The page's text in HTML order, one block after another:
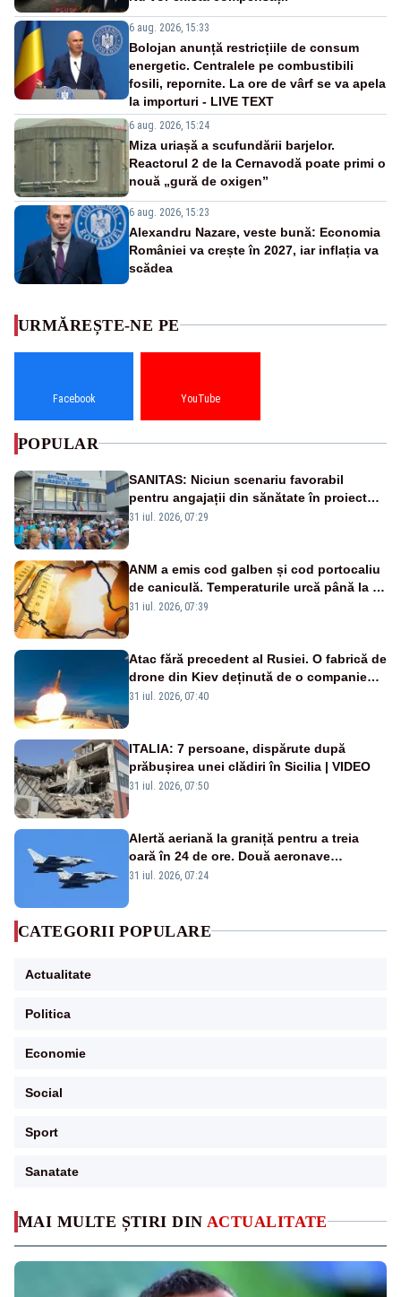
6 aug. 2026, 15:33
Bolojan anunță restricțiile de consum
energetic. Centralele pe combustibili
fosili, repornite. La ore de vârf se va apela
la importuri - LIVE TEXT
6 aug. 2026, 15:24
Miza uriașă a scufundării barjelor.
Reactorul 2 de la Cernavodă poate primi o
nouă „gură de oxigen”
6 aug. 2026, 15:23
Alexandru Nazare, veste bună: Economia
României va crește în 2027, iar inflația va
scădea
MAI MULTE ȘTIRI DIN ACTUALITATE
URMĂREȘTE-NE PE
Facebook YouTube
POPULAR
SANITAS: Niciun scenariu favorabil
pentru angajații din sănătate în proiectul
Legii salarizării
31 iul. 2026, 07:29
ANM a emis cod galben și cod portocaliu
de caniculă. Temperaturile urcă până la 38
de grade, iar nopțile devin tropicale
31 iul. 2026, 07:39
Atac fără precedent al Rusiei. O fabrică de
drone din Kiev deținută de o companie
americană, distrusă de o rachetă
31 iul. 2026, 07:40
ITALIA: 7 persoane, dispărute după
prăbușirea unei clădiri în Sicilia | VIDEO
31 iul. 2026, 07:50
Alertă aeriană la graniță pentru a treia
oară în 24 de ore. Două aeronave
Eurofighter britanice au fost ridicate de la
31 iul. 2026, 07:24
CATEGORII POPULARE
Actualitate
Politica
Economie
Social
Sport
Sanatate